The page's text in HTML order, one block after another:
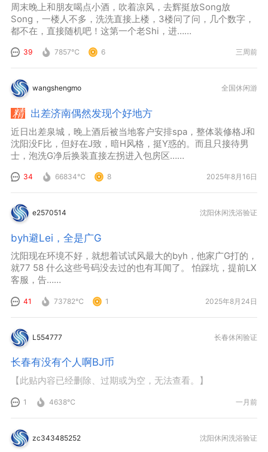
周末晚上和朋友喝点小酒，吹着凉风，去辉挺放Song放
Song，一楼人不多，洗洗直接上楼，3楼问了问，几个数字，
都不在，直接随机吧！这第一个老Shi，进……
39 7857℃ 6 三周前
wangshengmo 全国休闲游
出差济南偶然发现个好地方
近日出差泉城，晚上酒后被当地客户安排spa，整体装修格J和
沈阳没F比，但好在J致，暗H风格，挺Y惑的。而且只接待男
士，泡洗G净后换装直接左拐进入包房区……
34 66834℃ 8 2025年8月16日
e2570514 沈阳休闲洗浴验证
byh避Lei，全是广G
沈阳现在环境不好，就想着试试风最大的byh，他家广G打的，
就77 58 什么这些号码没去过的也有耳闻了。 怕踩坑，提前LX
客服，告……
41 73782℃ 1 2025年8月24日
L554777 长春休闲验证
长春有没有个人啊BJ币
【此贴内容已经删除、过期或为空，无法查看。】
1 4638℃ 一月前
zc343485252 沈阳休闲洗浴验证